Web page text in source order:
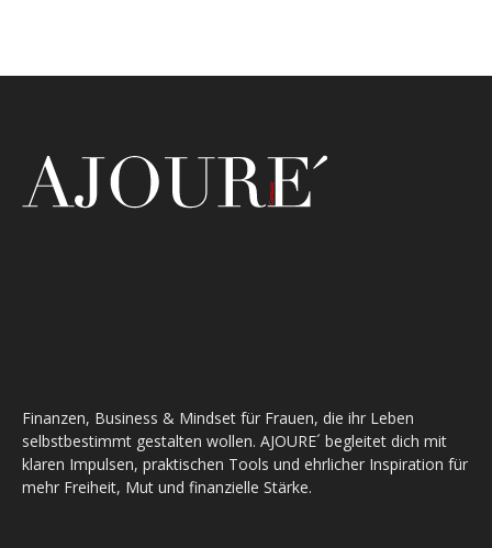
Finanzen, Business & Mindset für Frauen, die ihr Leben
selbstbestimmt gestalten wollen. AJOURE´ begleitet dich mit
klaren Impulsen, praktischen Tools und ehrlicher Inspiration für
mehr Freiheit, Mut und finanzielle Stärke.